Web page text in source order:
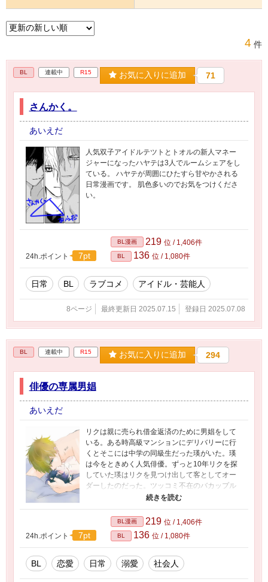
4 件
BL 連載中 R15 お気に入りに追加 71
さんかく。
あいえだ
人気双子アイドルテツトとトオルの新人マネー
ジャーになったハヤテは3人でルームシェアをし
ている。 ハヤテが周囲にひたすら甘やかされる
日常漫画です。 肌色多いのでお気をつけくださ
い。
24h.ポイント 7pt
BL漫画 219 位 / 1,406件
BL 136 位 / 1,080件
日常 BL ラブコメ アイドル・芸能人
8ページ 最終更新日 2025.07.15 登録日 2025.07.08
BL 連載中 R15 お気に入りに追加 294
俳優の専属男娼
あいえだ
リクは親に売られ借金返済のために男娼をして
いる。ある時高級マンションにデリバリーに行
くとそこには中学の同級生だった瑛がいた。瑛
は今をときめく人気俳優。ずっと10年リクを探
していた瑛はリクを見つけ出して客としてオー
ダーしたのだった。ツッコミ不在のバカップル
の日常。 数年前の作品を上げているので序盤の
なのでよろしくお願いします。
24h.ポイント 7pt
BL漫画 219 位 / 1,406件
BL 136 位 / 1,080件
BL 恋愛 日常 溺愛 社会人